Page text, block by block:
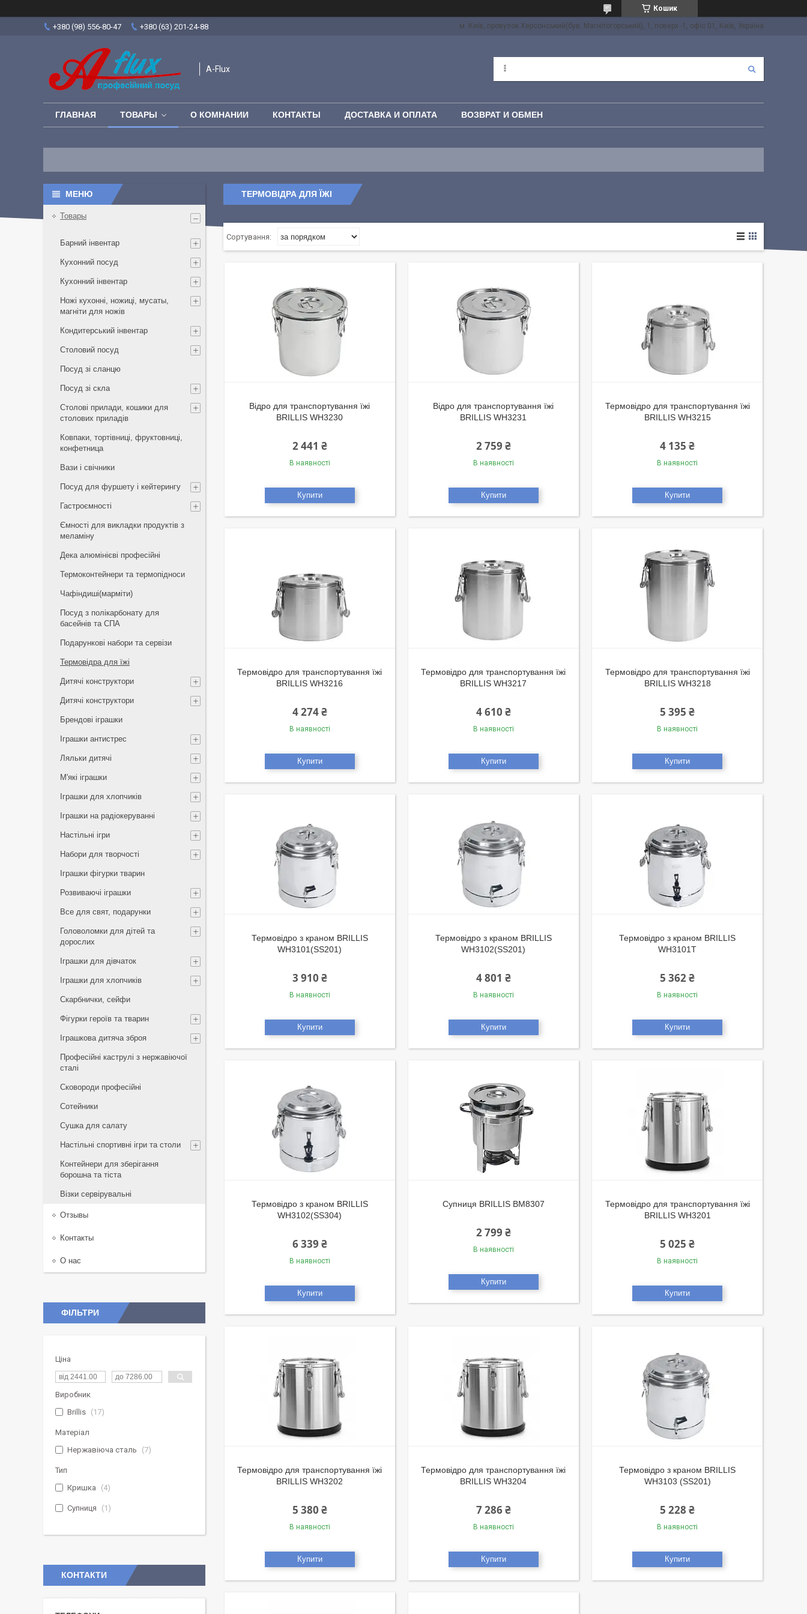
Кошик
+380 (98) 556-80-47 +380 (63) 201-24-88 м. Київ, провулок Херсонський(був. Магнітогорський), 1, поверх -1, офіс 01, Київ, Україна
A-Flux
ГЛАВНАЯ ТОВАРЫ О КОМНАНИИ КОНТАКТЫ ДОСТАВКА И ОПЛАТА ВОЗВРАТ И ОБМЕН
ТЕРМОВІДРА ДЛЯ ЇЖІ
Відро для транспортування їжі
BRILLIS WH3230
2 441 ₴
В наявності
Купити
Відро для транспортування їжі
BRILLIS WH3231
2 759 ₴
В наявності
Купити
Термовідро для транспортування їжі
BRILLIS WH3215
4 135 ₴
В наявності
Купити
Термовідро для транспортування їжі
BRILLIS WH3216
4 274 ₴
В наявності
Купити
Термовідро для транспортування їжі
BRILLIS WH3217
4 610 ₴
В наявності
Купити
Термовідро для транспортування їжі
BRILLIS WH3218
5 395 ₴
В наявності
Купити
Термовідро з краном BRILLIS
WH3101(SS201)
3 910 ₴
В наявності
Купити
Термовідро з краном BRILLIS
WH3102(SS201)
4 801 ₴
В наявності
Купити
Термовідро з краном BRILLIS
WH3101T
5 362 ₴
В наявності
Купити
Термовідро з краном BRILLIS
WH3102(SS304)
6 339 ₴
В наявності
Купити
Супниця BRILLIS BM8307
2 799 ₴
В наявності
Купити
Термовідро для транспортування їжі
BRILLIS WH3201
5 025 ₴
В наявності
Купити
Термовідро для транспортування їжі
BRILLIS WH3202
5 380 ₴
В наявності
Купити
Термовідро для транспортування їжі
BRILLIS WH3204
7 286 ₴
В наявності
Купити
Термовідро з краном BRILLIS
WH3103 (SS201)
5 228 ₴
В наявності
Купити
Товары
Барний інвентар
Кухонний посуд
Кухонний інвентар
Ножі кухонні, ножиці, мусаты,
магніти для ножів
Кондитерський інвентар
Столовий посуд
Посуд зі сланцю
Посуд зі скла
Столові прилади, кошики для
столових приладів
Ковпаки, тортівниці, фруктовниці,
конфетница
Вази і свічники
Посуд для фуршету і кейтерингу
Гастроємності
Ємності для викладки продуктів з
меламіну
Дека алюмінієві професійні
Термоконтейнери та термопідноси
Чафіндиші(марміти)
Посуд з полікарбонату для
басейнів та СПА
Подарункові набори та сервізи
Термовідра для їжі
Дитячі конструктори
Дитячі конструктори
Брендові іграшки
Іграшки антистрес
Ляльки дитячі
М'які іграшки
Іграшки для хлопчиків
Іграшки на радіокеруванні
Настільні ігри
Набори для творчості
Іграшки фігурки тварин
Розвиваючі іграшки
Все для свят, подарунки
Головоломки для дітей та
дорослих
Іграшки для дівчаток
Іграшки для хлопчиків
Скарбнички, сейфи
Фігурки героїв та тварин
Іграшкова дитяча зброя
Професійні каструлі з нержавіючої
сталі
Сковороди професійні
Сотейники
Сушка для салату
Настільні спортивні ігри та столи
Контейнери для зберігання
борошна та тіста
Візки сервірувальні
Отзывы
Контакты
О нас
ФІЛЬТРИ
Ціна
Виробник
Brillis
17
Матеріал
Нержавіюча сталь
7
Тип
Кришка
4
Супниця 1
КОНТАКТИ